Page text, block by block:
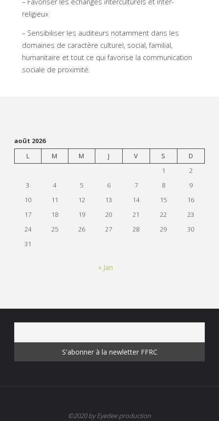
religieux
– Sensibiliser les auditeurs notamment dans les
domaines de caractère culturel, social, familial,
humanitaire et tout ce qui favorise la communication
sociale de proximité.
août 2026
L
M M J V S
D
1
2
3
4 5 6 7 8
9
10
11 12 13 14 15
16
17
18 19 20 21 22
23
24
25 26 27 28 29
30
31
« Jan
©2020 by Eyedee production